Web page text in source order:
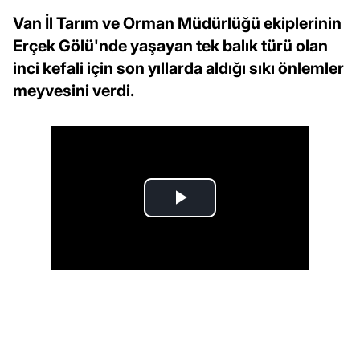
Van İl Tarım ve Orman Müdürlüğü ekiplerinin
Erçek Gölü'nde yaşayan tek balık türü olan
inci kefali için son yıllarda aldığı sıkı önlemler
meyvesini verdi.